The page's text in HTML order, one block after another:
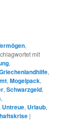
,
mit
,
,
,Mogelpack,
,Schwarzgeld,
,
Untreue, Urlaub,
|